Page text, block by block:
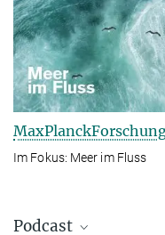
Im Fokus: Meer im Fluss
Podcast